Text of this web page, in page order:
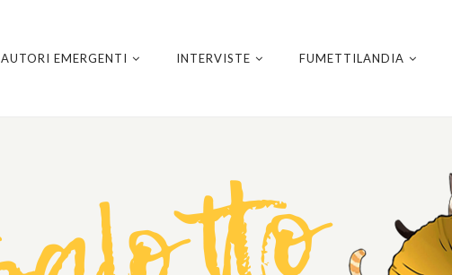
AUTORI EMERGENTI INTERVISTE FUMETTILANDIA